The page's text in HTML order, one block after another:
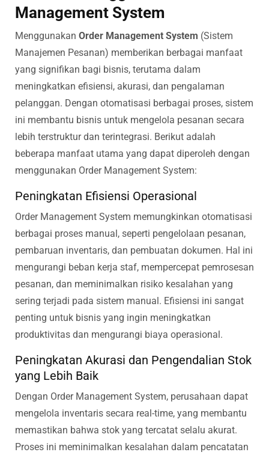
Management System
Menggunakan Order Management System (Sistem
Manajemen Pesanan) memberikan berbagai manfaat
yang signifikan bagi bisnis, terutama dalam
meningkatkan efisiensi, akurasi, dan pengalaman
pelanggan. Dengan otomatisasi berbagai proses, sistem
ini membantu bisnis untuk mengelola pesanan secara
lebih terstruktur dan terintegrasi. Berikut adalah
beberapa manfaat utama yang dapat diperoleh dengan
menggunakan Order Management System:
Peningkatan Efisiensi Operasional
Order Management System memungkinkan otomatisasi
berbagai proses manual, seperti pengelolaan pesanan,
pembaruan inventaris, dan pembuatan dokumen. Hal ini
mengurangi beban kerja staf, mempercepat pemrosesan
pesanan, dan meminimalkan risiko kesalahan yang
sering terjadi pada sistem manual. Efisiensi ini sangat
penting untuk bisnis yang ingin meningkatkan
produktivitas dan mengurangi biaya operasional.
Peningkatan Akurasi dan Pengendalian Stok
yang Lebih Baik
Dengan Order Management System, perusahaan dapat
mengelola inventaris secara real-time, yang membantu
memastikan bahwa stok yang tercatat selalu akurat.
Proses ini meminimalkan kesalahan dalam pencatatan